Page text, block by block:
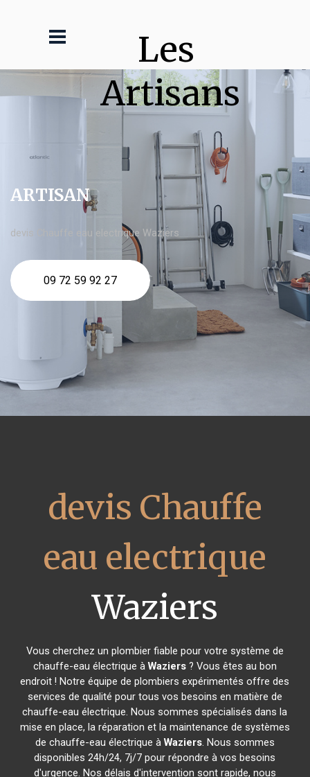
Les
Artisans
ARTISAN
devis Chauffe eau electrique Waziers
09 72 59 92 27
devis Chauffe
eau electrique
Waziers
Vous cherchez un plombier fiable pour votre système de
chauffe-eau électrique à Waziers? Vous êtes au bon
endroit ! Notre équipe de plombiers expérimentés offre des
services de qualité pour tous vos besoins en matière de
chauffe-eau électrique. Nous sommes spécialisés dans la
mise en place, la réparation et la maintenance de systèmes
de chauffe-eau électrique à Waziers. Nous sommes
disponibles 24h/24, 7j/7 pour répondre à vos besoins
d'urgence. Nos délais d'intervention sont rapide, nous